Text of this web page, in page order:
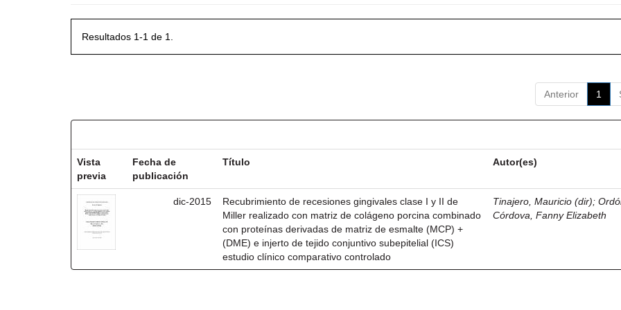
Resultados 1-1 de 1.
Anterior 1
Vista
previa
Fecha de
publicación
Título Autor(es)
dic-2015
Recubrimiento de recesiones gingivales clase I y II de
Miller realizado con matriz de colágeno porcina combinado
con proteínas derivadas de matriz de esmalte (MCP) +
(DME) e injerto de tejido conjuntivo subepitelial (ICS)
estudio clínico comparativo controlado
Tinajero, Mauricio (dir);
Córdova, Fanny Elizabeth